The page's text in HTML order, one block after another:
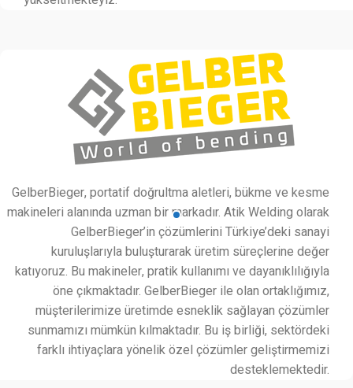
GelberBieger, portatif doğrultma aletleri, bükme ve kesme
makineleri alanında uzman bir markadır. Atik Welding olarak
GelberBieger’in çözümlerini Türkiye’deki sanayi
kuruluşlarıyla buluşturarak üretim süreçlerine değer
katıyoruz. Bu makineler, pratik kullanımı ve dayanıklılığıyla
öne çıkmaktadır. GelberBieger ile olan ortaklığımız,
müşterilerimize üretimde esneklik sağlayan çözümler
sunmamızı mümkün kılmaktadır. Bu iş birliği, sektördeki
farklı ihtiyaçlara yönelik özel çözümler geliştirmemizi
desteklemektedir.